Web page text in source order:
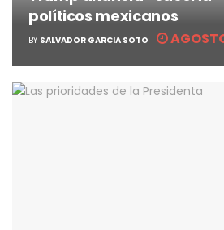
políticos mexicanos
BY SALVADOR GARCIA SOTO